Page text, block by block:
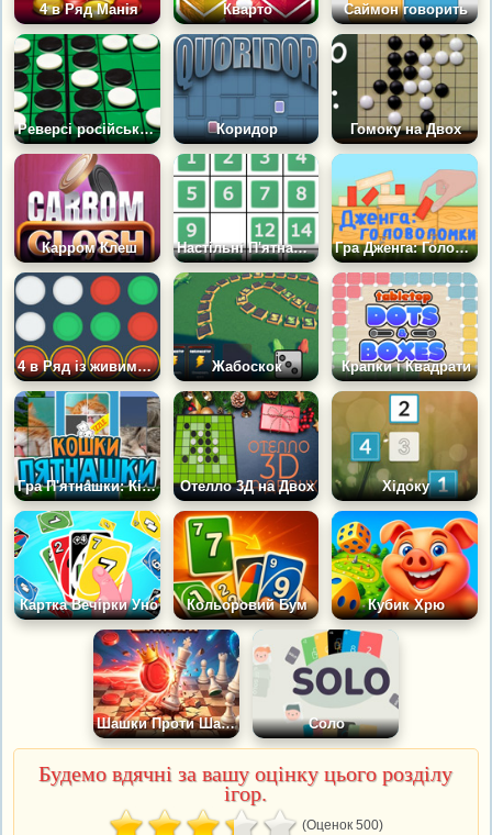
4 в Ряд Манія Кварто Саймон говорить
Реверсі російською Коридор Гомоку на Двох
Карром Клеш Настільні П'ятнашки Гра Дженга: Головоломка
4 в Ряд із живими людьми Жабоскок Крапки і Квадрати
Гра П'ятнашки: Кішки Отелло 3Д на Двох Хідоку
Картка Вечірки Уно Кольоровий Бум Кубик Хрю
Шашки Проти Шахів Соло
Будемо вдячні за вашу оцінку цього розділу
ігор.
(Оценок 500)